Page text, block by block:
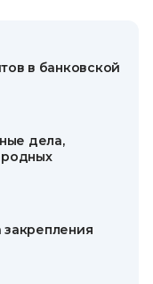
в банковской
дела,
закрепления